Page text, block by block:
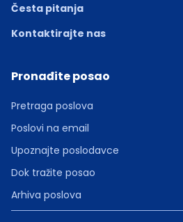
Česta pitanja
Kontaktirajte nas
Pronađite posao
Pretraga poslova
Poslovi na email
Upoznajte poslodavce
Dok tražite posao
Arhiva poslova